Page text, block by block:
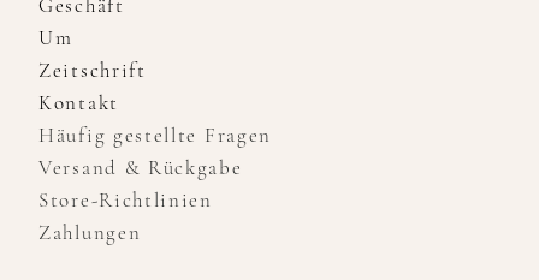
Geschäft
Um
Zeitschrift
Kontakt
Häufig gestellte Fragen
Versand & Rückgabe
Store-Richtlinien
Zahlungen